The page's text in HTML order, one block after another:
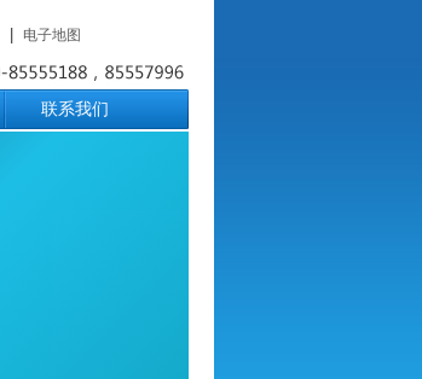
电子地图
联系我们